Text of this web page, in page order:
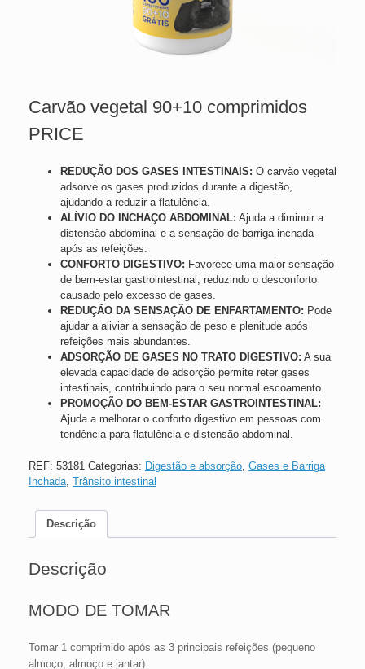
Carvão vegetal 90+10 comprimidos
PRICE
REDUÇÃO DOS GASES INTESTINAIS: O carvão vegetal
adsorve os gases produzidos durante a digestão,
ajudando a reduzir a flatulência.
ALÍVIO DO INCHAÇO ABDOMINAL: Ajuda a diminuir a
distensão abdominal e a sensação de barriga inchada
após as refeições.
CONFORTO DIGESTIVO: Favorece uma maior sensação
de bem-estar gastrointestinal, reduzindo o desconforto
causado pelo excesso de gases.
REDUÇÃO DA SENSAÇÃO DE ENFARTAMENTO: Pode
ajudar a aliviar a sensação de peso e plenitude após
refeições mais abundantes.
ADSORÇÃO DE GASES NO TRATO DIGESTIVO: A sua
elevada capacidade de adsorção permite reter gases
intestinais, contribuindo para o seu normal escoamento.
PROMOÇÃO DO BEM-ESTAR GASTROINTESTINAL:
Ajuda a melhorar o conforto digestivo em pessoas com
tendência para flatulência e distensão abdominal.
REF: 53181 Categorias: Digestão e absorção Gases e Barriga
Inchada Trânsito intestinal
Descrição
Descrição
MODO DE TOMAR
Tomar 1 comprimido após as 3 principais refeições (pequeno
almoço, almoço e jantar).